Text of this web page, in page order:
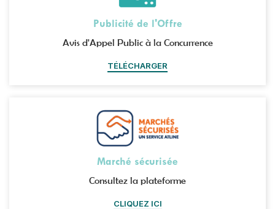
Publicité de l'Offre
Avis d'Appel Public à la Concurrence
TÉLÉCHARGER
Marché sécurisée
Consultez la plateforme
CLIQUEZ ICI